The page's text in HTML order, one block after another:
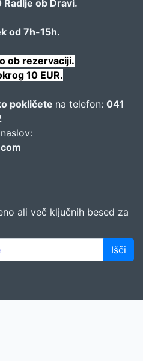
ob Dravi.
od 7h-15h.
ob rezervaciji.
10 EUR.
pokličete na telefon: 041
ali več ključnih besed za
Išči